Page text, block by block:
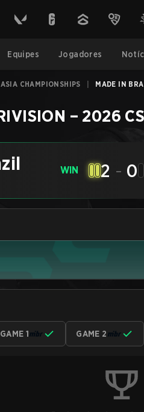
Equipes Jogadores
CHAMPIONSHIPS MADE IN
– 2026
WIN 2 - 0
GAME 1 GAME 2